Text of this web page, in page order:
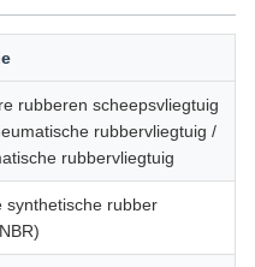
rubberen scheepsvliegtuig
rubbervliegtuig /
rubbervliegtuig
synthetische rubber